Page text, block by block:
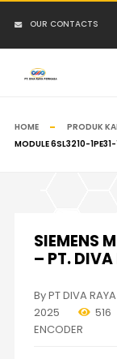
OUR CONTACTS
HOME PRODUK
MODULE 6SL3210-
SIEMENS
– PT. DIVA
By PT DIVA
2025
516
ENCODER